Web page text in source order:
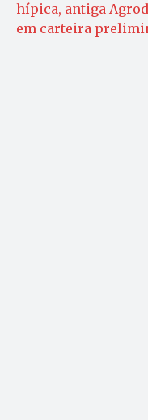
hípica, antiga
em carteira